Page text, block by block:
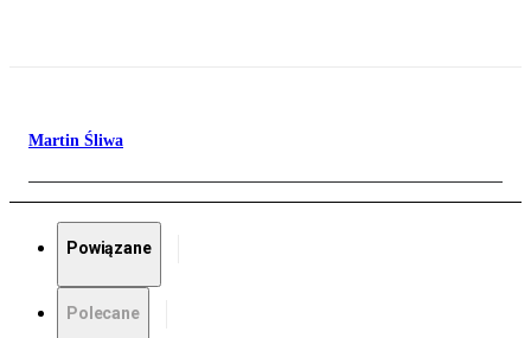
Martin Śliwa
Powiązane
Polecane